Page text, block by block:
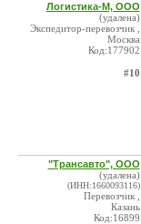
Логистика-М, ООО
(удалена)
Экспедитор-перевозчик ,
Москва
Код:177902
#10
"Трансавто", ООО
(удалена)
(ИНН:1660093116)
Перевозчик ,
Казань
Код:16899